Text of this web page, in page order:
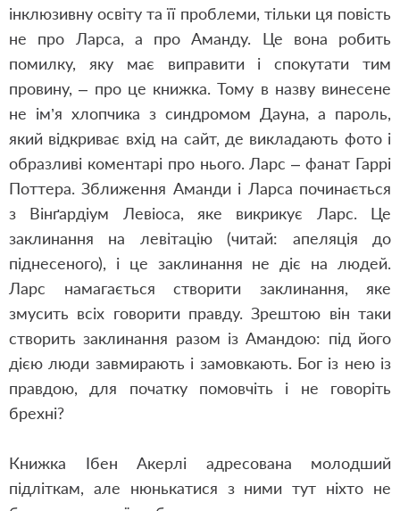
інклюзивну освіту та її проблеми, тільки ця повість
не про Ларса, а про Аманду. Це вона робить
помилку, яку має виправити і спокутати тим
провину, – про це книжка. Тому в назву винесене
не ім’я хлопчика з синдромом Дауна, а пароль,
який відкриває вхід на сайт, де викладають фото і
образливі коментарі про нього. Ларс – фанат Гаррі
Поттера. Зближення Аманди і Ларса починається
з Вінґардіум Левіоса, яке викрикує Ларс. Це
заклинання на левітацію (читай: апеляція до
піднесеного), і це заклинання не діє на людей.
Ларс намагається створити заклинання, яке
змусить всіх говорити правду. Зрештою він таки
створить заклинання разом із Амандою: під його
дією люди завмирають і замовкають. Бог із нею із
правдою, для початку помовчіть і не говоріть
брехні?
Книжка Ібен Акерлі адресована молодший
підліткам, але нюнькатися з ними тут ніхто не